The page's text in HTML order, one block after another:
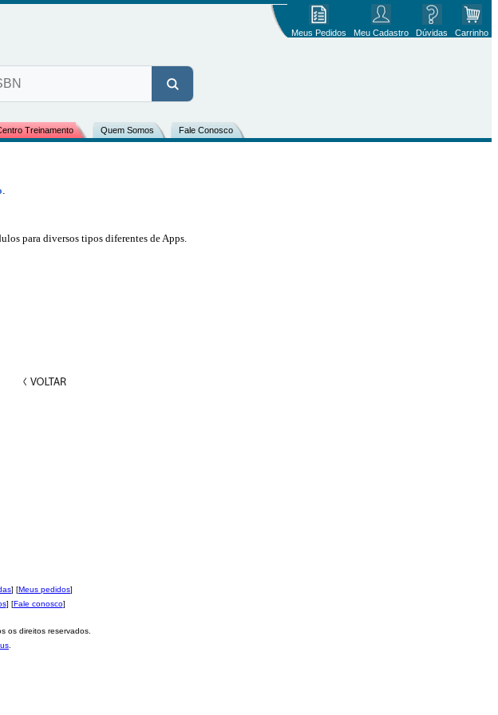
Meus Pedidos Meu Cadastro Dúvidas Carrinho
Treinamento Quem Somos Fale Conosco
.
para diversos tipos diferentes de Apps.
] [Meus pedidos]
] [Fale conosco]
os direitos reservados.